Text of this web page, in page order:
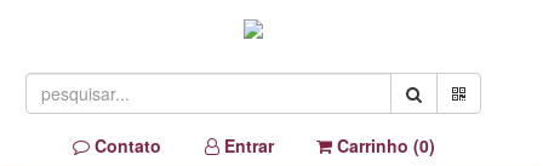
Contato Entrar Carrinho (0)